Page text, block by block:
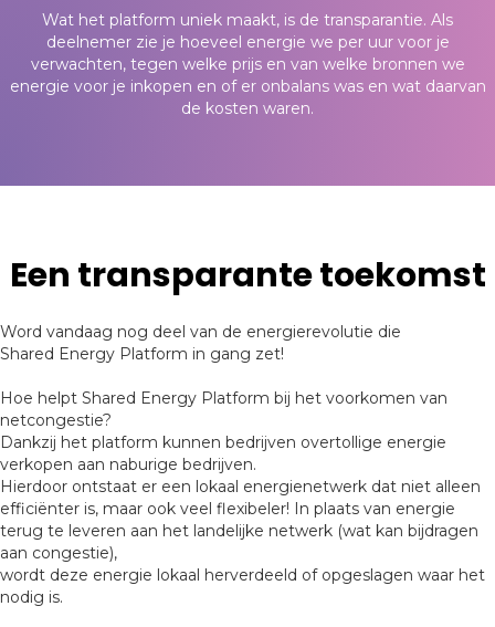
Wat het platform uniek maakt, is de transparantie. Als
deelnemer zie je hoeveel energie we per uur voor je
verwachten, tegen welke prijs en van welke bronnen we
energie voor je inkopen en of er onbalans was en wat daarvan
de kosten waren.
Een transparante toekomst
Word vandaag nog deel van de energierevolutie die
Shared Energy Platform in gang zet!
Hoe helpt Shared Energy Platform bij het voorkomen van
netcongestie?
Dankzij het platform kunnen bedrijven overtollige energie
verkopen aan naburige bedrijven.
Hierdoor ontstaat er een lokaal energienetwerk dat niet alleen
efficiënter is, maar ook veel flexibeler! In plaats van energie
terug te leveren aan het landelijke netwerk (wat kan bijdragen
aan congestie),
wordt deze energie lokaal herverdeeld of opgeslagen waar het
nodig is.